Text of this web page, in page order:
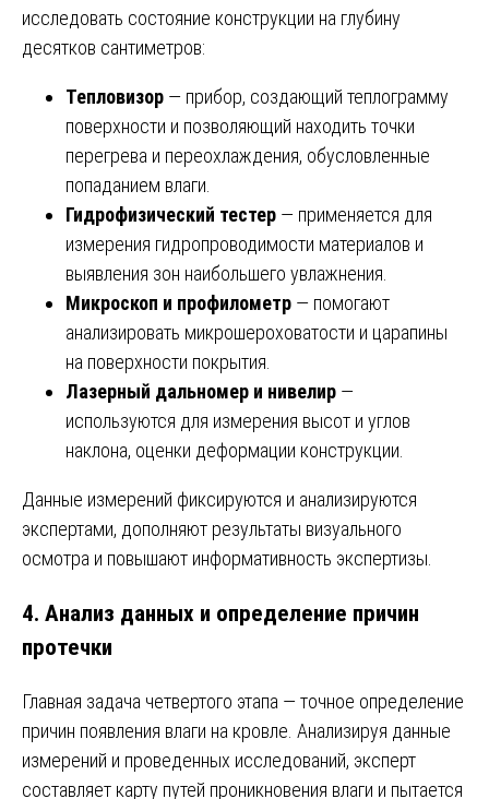
исследовать состояние конструкции на глубину
десятков сантиметров:
Тепловизор — прибор, создающий теплограмму
поверхности и позволяющий находить точки
перегрева и переохлаждения, обусловленные
попаданием влаги.
Гидрофизический тестер — применяется для
измерения гидропроводимости материалов и
выявления зон наибольшего увлажнения.
Микроскоп и профилометр — помогают
анализировать микрошероховатости и царапины
на поверхности покрытия.
Лазерный дальномер и нивелир —
используются для измерения высот и углов
наклона, оценки деформации конструкции.
Данные измерений фиксируются и анализируются
экспертами, дополняют результаты визуального
осмотра и повышают информативность экспертизы.
4. Анализ данных и определение причин
протечки
Главная задача четвертого этапа — точное определение
причин появления влаги на кровле. Анализируя данные
измерений и проведенных исследований, эксперт
составляет карту путей проникновения влаги и пытается